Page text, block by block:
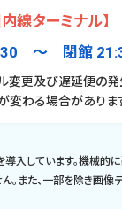
内線ターミナル】
〜 閉館
変更及び遅延便の
わる場合がありま
入しています。機械的
。また、一部を除き画像